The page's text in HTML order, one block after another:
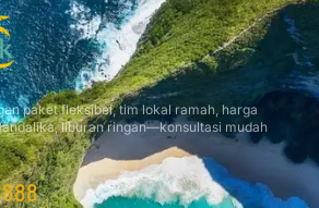
paket fleksibel, tim lokal ramah, harga
liburan ringan—konsultasi mudah
888